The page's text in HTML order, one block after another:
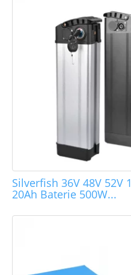
Silverfish 36V 48V 52V
20Ah Baterie 500W...